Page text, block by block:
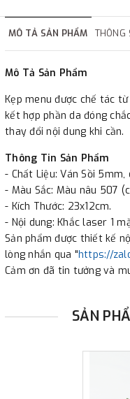
✔Đáp ứng đầy đủ giấy
✔Xuất hóa đơn GTGT
MÔ TẢ SẢN PHẨM THÔNG
Mô Tả Sản Phẩm
Kẹp menu được chế tác
kết hợp phần da đóng
thay đổi nội dung khi cần.
Thông Tin Sản Phẩm
- Chất Liệu: Ván Sồi 5mm,
- Màu Sắc: Màu nâu 507
- Kích Thước: 23x12cm.
- Nội dung: Khắc laser 1
Sản phẩm được thiết kế
lòng nhắn qua "https://
Cảm ơn đã tin tưởng và
SẢN